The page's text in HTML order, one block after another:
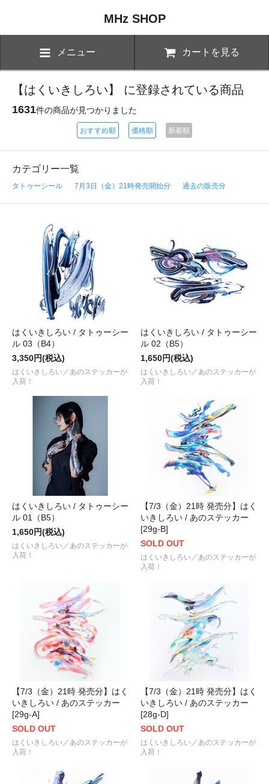
MHz SHOP
メニュー カートを見る
【はくいきしろい】 に登録されている商品
1631件の商品が見つかりました
おすすめ順 価格順 新着順
カテゴリー一覧
タトゥーシール 7月3日（金）21時発売開始分 過去の販売分
はくいきしろい / タトゥーシー
ル 03（B4）
3,350円(税込)
はくいきしろい／あのステッカーが
入荷！
はくいきしろい / タトゥーシー
ル 02（B5）
1,650円(税込)
はくいきしろい／あのステッカーが
入荷！
はくいきしろい / タトゥーシー
ル 01（B5）
1,650円(税込)
はくいきしろい／あのステッカーが
入荷！
【7/3（金）21時 発売分】はく
いきしろい / あのステッカー
[29g-B]
SOLD OUT
はくいきしろい／あのステッカーが
入荷！
【7/3（金）21時 発売分】はく
いきしろい / あのステッカー
[29g-A]
SOLD OUT
はくいきしろい／あのステッカーが
入荷！
【7/3（金）21時 発売分】はく
いきしろい / あのステッカー
[28g-D]
SOLD OUT
はくいきしろい／あのステッカーが
入荷！